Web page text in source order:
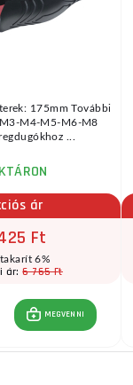
175mm További
M4-M5-M6-M8
...
ár
Ft
6%
ár:6 765 Ft
MEGVENNI